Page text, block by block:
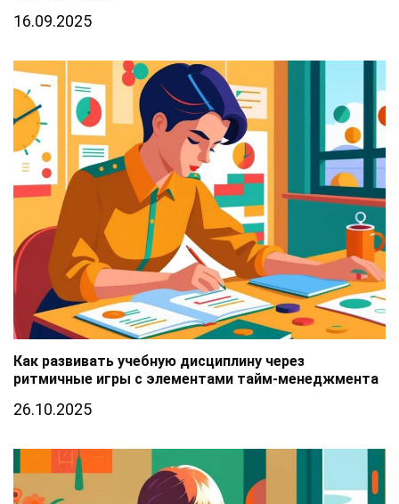
16.09.2025
Как развивать учебную дисциплину через
ритмичные игры с элементами тайм-менеджмента
26.10.2025